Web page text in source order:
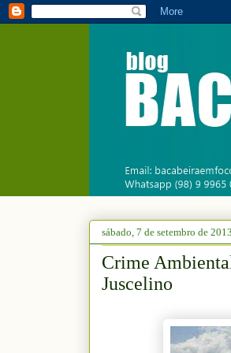
sábado, 7 de setembro de 2013
Crime
Juscelino